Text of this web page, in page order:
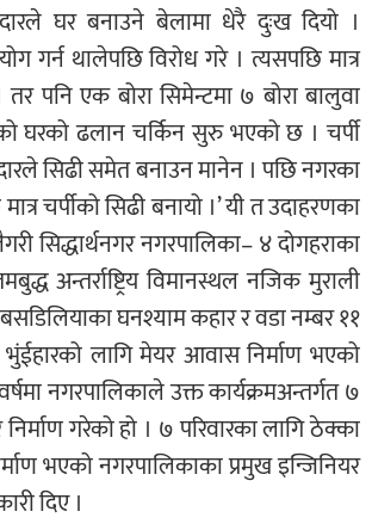
घर बनाउने बेलामा धेरै दुःख दियो ।
गर्न थालेपछि विरोध गरे । त्यसपछि मात्र
तर पनि एक बोरा सिमेन्टमा ७ बोरा बालुवा
घरको ढलान चर्किन सुरु भएको छ । चर्पी
सिढी समेत बनाउन मानेन । पछि नगरका
चर्पीको सिढी बनायो ।’ यी त उदाहरणका
सिद्धार्थनगर नगरपालिका– ४ दोगहराका
अन्तर्राष्ट्रिय विमानस्थल नजिक मुराली
घनश्याम कहार र वडा नम्बर ११
लागि मेयर आवास निर्माण भएको
नगरपालिकाले उक्त कार्यक्रमअन्तर्गत ७
निर्माण गरेको हो । ७ परिवारका लागि ठेक्का
भएको नगरपालिकाका प्रमुख इन्जिनियर
दिए ।